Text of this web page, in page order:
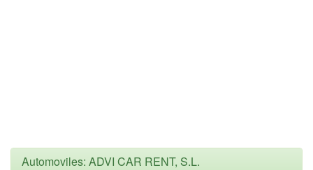
Automoviles: ADVI CAR RENT, S.L.